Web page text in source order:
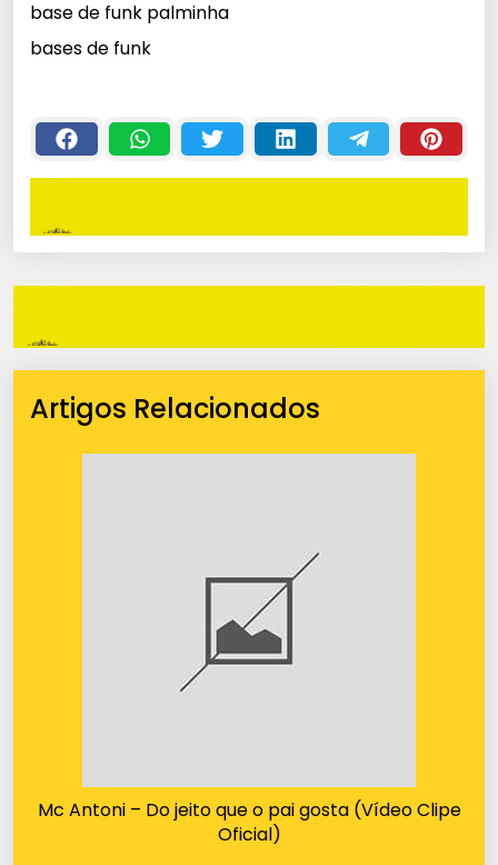
base de funk palminha
bases de funk
Artigos Relacionados
Mc Antoni – Do jeito que o pai gosta (Vídeo Clipe
Oficial)